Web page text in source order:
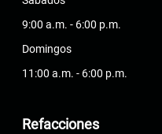
9:00 a.m. - 6:00 p.m.
Domingos
11:00 a.m. - 6:00 p.m.
Refacciones